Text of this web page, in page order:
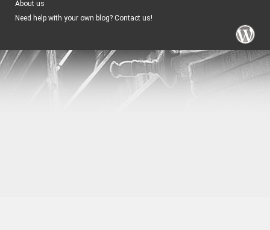
About us
Need help with your own blog? Contact us!